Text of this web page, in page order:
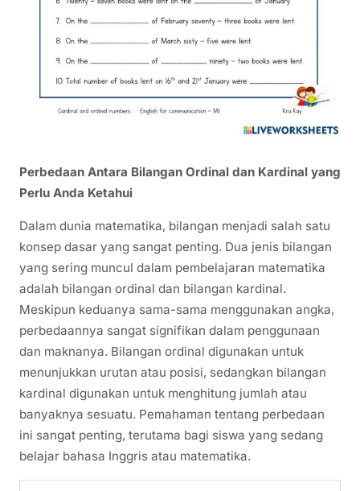
Perbedaan Antara Bilangan Ordinal dan Kardinal yang
Perlu Anda Ketahui
Dalam dunia matematika, bilangan menjadi salah satu
konsep dasar yang sangat penting. Dua jenis bilangan
yang sering muncul dalam pembelajaran matematika
adalah bilangan ordinal dan bilangan kardinal.
Meskipun keduanya sama-sama menggunakan angka,
perbedaannya sangat signifikan dalam penggunaan
dan maknanya. Bilangan ordinal digunakan untuk
menunjukkan urutan atau posisi, sedangkan bilangan
kardinal digunakan untuk menghitung jumlah atau
banyaknya sesuatu. Pemahaman tentang perbedaan
ini sangat penting, terutama bagi siswa yang sedang
belajar bahasa Inggris atau matematika.